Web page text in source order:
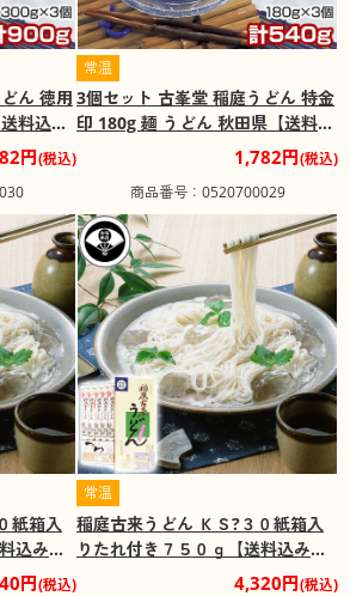
ん 徳用
料込
届け日
円(税込)
常温
3個セット 古峯堂 稲庭うどん 特金
印 180g 麺 うどん 秋田県【送料込
み】【二重包装不可】【お届け日
1,782円(税込)
商品番号：0520700029
紙箱入
込み】
離島】
円(税込)
常温
稲庭古来うどん ＫＳ?３０紙箱入
りたれ付き７５０ｇ【送料込み】
【お届け不可地域：沖縄・離島】
4,320円(税込)